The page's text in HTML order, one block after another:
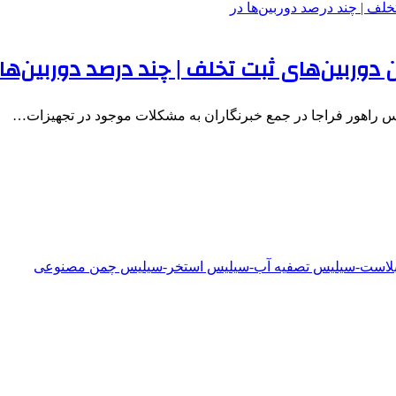
ثبت تخلف | چند درصد
راهور فراجا در جمع خبرنگاران به مشکلات موجود در تجهیزات…
سیلیس تصفیه آب-سیلیس استخر-سیلیس چمن مصنوعی